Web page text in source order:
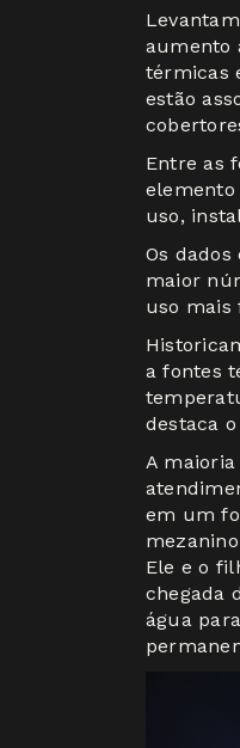
aumento
térmicas
estão
Entre as
elemento
uso,
Os
maior
uso mais
a fontes
destaca
A
em um
Ele e o
chegada
água